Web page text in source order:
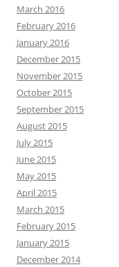
March 2016
February 2016
January 2016
December 2015
November 2015
October 2015
September 2015
August 2015
July 2015
June 2015
May 2015
April 2015
March 2015
February 2015
January 2015
December 2014